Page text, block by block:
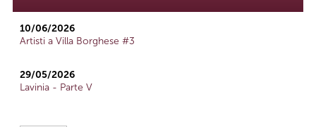
10/06/2026
Artisti a Villa Borghese #3
29/05/2026
Lavinia - Parte V